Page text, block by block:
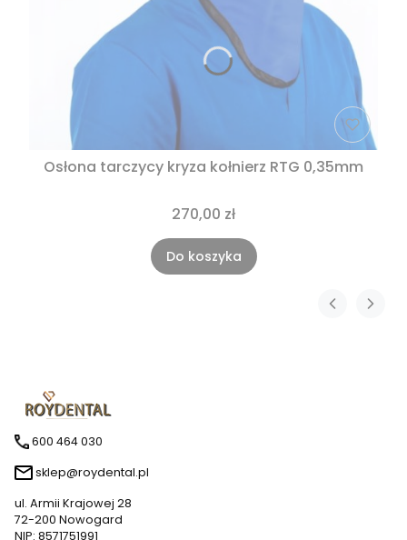
Osłona tarczycy kryza kołnierz RTG 0,35mm
270,00 zł
Do koszyka
600 464 030
sklep@roydental.pl
ul. Armii Krajowej 28
72-200 Nowogard
NIP: 8571751991